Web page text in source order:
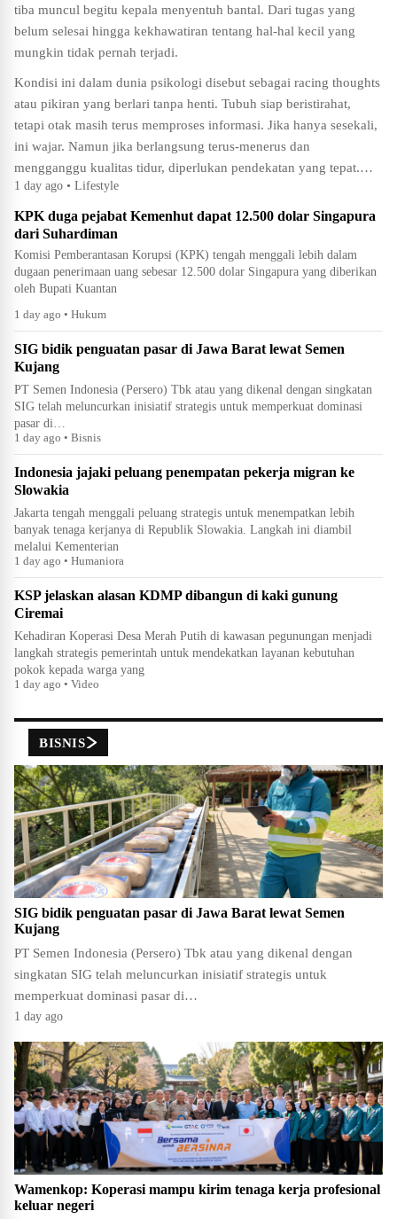
tiba muncul begitu kepala menyentuh bantal. Dari tugas yang
belum selesai hingga kekhawatiran tentang hal-hal kecil yang
mungkin tidak pernah terjadi.
Kondisi ini dalam dunia psikologi disebut sebagai racing thoughts
atau pikiran yang berlari tanpa henti. Tubuh siap beristirahat,
tetapi otak masih terus memproses informasi. Jika hanya sesekali,
ini wajar. Namun jika berlangsung terus-menerus dan
mengganggu kualitas tidur, diperlukan pendekatan yang tepat.…
1 day ago • Lifestyle
KPK duga pejabat Kemenhut dapat 12.500 dolar Singapura
dari Suhardiman
Komisi Pemberantasan Korupsi (KPK) tengah menggali lebih dalam
dugaan penerimaan uang sebesar 12.500 dolar Singapura yang diberikan
oleh Bupati Kuantan
1 day ago • Hukum
SIG bidik penguatan pasar di Jawa Barat lewat Semen
Kujang
PT Semen Indonesia (Persero) Tbk atau yang dikenal dengan singkatan
SIG telah meluncurkan inisiatif strategis untuk memperkuat dominasi
pasar di…
1 day ago • Bisnis
Indonesia jajaki peluang penempatan pekerja migran ke
Slowakia
Jakarta tengah menggali peluang strategis untuk menempatkan lebih
banyak tenaga kerjanya di Republik Slowakia. Langkah ini diambil
melalui Kementerian
1 day ago • Humaniora
KSP jelaskan alasan KDMP dibangun di kaki gunung
Ciremai
Kehadiran Koperasi Desa Merah Putih di kawasan pegunungan menjadi
langkah strategis pemerintah untuk mendekatkan layanan kebutuhan
pokok kepada warga yang
1 day ago • Video
BISNIS
SIG bidik penguatan pasar di Jawa Barat lewat Semen
Kujang
PT Semen Indonesia (Persero) Tbk atau yang dikenal dengan
singkatan SIG telah meluncurkan inisiatif strategis untuk
memperkuat dominasi pasar di…
1 day ago
Wamenkop: Koperasi mampu kirim tenaga kerja profesional
keluar negeri